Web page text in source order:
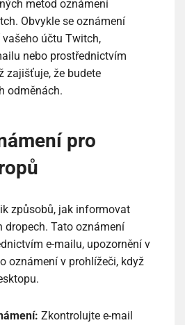
metod oznámení
Obvykle se oznámení
účtu Twitch,
nebo prostřednictvím
zajišťuje, že budete
odměnách.
pro
způsobů, jak informovat
dropech. Tato oznámení
e-mailu, upozornění v
oznámení v prohlížeči, když
Zkontrolujte e-mail